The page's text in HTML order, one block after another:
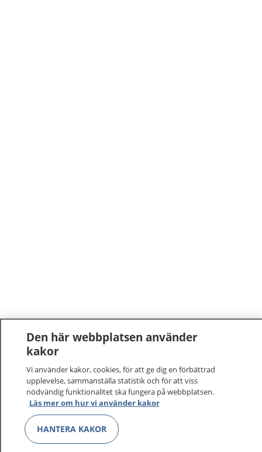
1177–tryggt om din hälsa och vård
På 1177.se får du råd om hälsa och information om
sjukdomar och vilka mottagningar du kan kontakta.
Logga in för att läsa din journal och göra dina
Den här webbplatsen använder
kakor
Vi använder kakor, cookies, för att ge dig en förbättrad
upplevelse, sammanställa statistik och för att viss
nödvändig funktionalitet ska fungera på webbplatsen.
Läs mer om hur vi använder kakor
HANTERA KAKOR